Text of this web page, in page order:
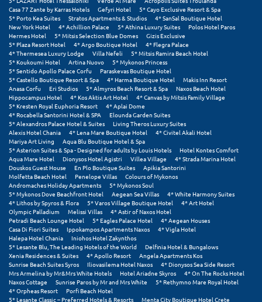
Πειραιάς
Πελοπόννησος
Πήλιο
Πιερία
Πλαταμώνας
Πλύτρα Λακωνίας
Πόρος
Πόρτο Χέλι
Πρέβεζα
Πύλος
Πύργος
Ρ
Ρέθυμνο
Casa 77 Zante by Karras Hotels
Gefyri Hotel
5* Cayo Exclusive Resort & Spa
5* Porto Kea Suites
Stratos Apartments & Studios
4* SanSal Boutique Hotel
New York Hotel
4* Achillion Palace 5* Athina Luxury Suites
Polos Hotel Paros
Hermes Hotel
5* Mitsis Selection Blue Domes
Gizis Exclusive
5* Plaza Resort Hotel
4* Argo Boutique Hotel
4* Flegra Palace
4* Thermesea Luxury Lodge
Villa Nefeli
5* Mitsis Ramira Beach Hotel
5* Koukoumi Hotel
Artina Nuovo
5* Mykonos Princess
5* Sentido Apollo Palace Corfu
Paraskevas Boutique Hotel
5* Castello Boutique Resort & Spa
4* Harma Boutique Hotel
Makis Inn Resort
Anasa Corfu
Eri Studios 5* Almyros Beach Resort & Spa
Naxos Beach Hotel
Hippocampus Hotel
4* Kos Aktis Art Hotel
4* Canvas by Mitsis Family Village
5* Kresten Royal Euphoria Resort
4* Aplai Dome
4* Rocabella Santorini Hotel & SPA
Elounda Garden Suites
5* Alexandros Palace Hotel & Suites
Living Theros Luxury Suites
Alexis Hotel Chania
4* Lena Mare Boutique Hotel
4* Civitel Akali Hotel
Mariya Art Living
Aqua Blu Boutique Hotel & Spa
5* Asterion Suites & Spa - Designed for adults by Louis Hotels
Hotel Kontes Comfort
Aqua Mare Hotel
Dionysos Hotel Agistri Villea Village
4* Strada Marina Hotel
Douskos Guest House
En Plo Boutique Suites
Apikia Santorini
Molfetta Beach Hotel
Penelope Villas
Colours of Mykonos
Andromaches Holiday Apartments
5* Mykonos Soul
5* Mykonos Dove Beachfront Hotel
Aegean Sea Villas
4* White Harmony Suites
4* Lithos by Spyros & Flora
5* Varos Village Boutique Hotel
4* Art Hotel
Olympic Palladium
Melissi Villas
4* Astir of Naxos Hotel
Petradi Beach Lounge Hotel
5* Eagles Palace Hotel
4* Aegean Houses
Casa Di Fiori Suites
Ippokampos Apartments Naxos
4* Vigla Hotel
Halepa Hotel Chania
Iniohos Hotel Zakynthos
5* Lesante Blu, The Leading Hotels of the World
Delfinia Hotel & Bungalows
Xenia Residences & Suites
4* Apollo Resort
Angela Apartments Kos
Sunrise Beach Suites Syros
Iliovasilema Hotel Naxos
4* Dionysos Sea Side Resort
Mrs Armelina by Mr&Mrs White Hotels
Hotel Ariadne Skyros
4* On The Rocks Hotel
Naxos Cottage
Sunrise Paros by Mr and Mrs White
5* Rethymno Mare Royal Hotel
4* Orpheas Resort
Porfi Beach Hotel
5* Lesante Classic – Preferred Hotels & Resorts
Menta City Boutique Hotel Crete